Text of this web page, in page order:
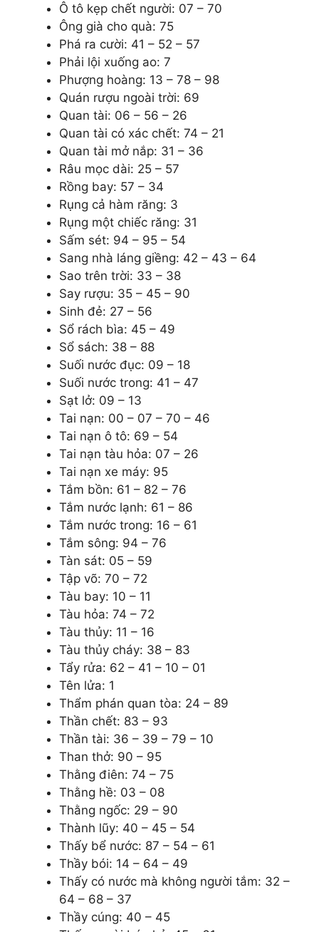
Ô tô kẹp chết người: 07 – 70
Ông già cho quà: 75
Phá ra cười: 41 – 52 – 57
Phải lội xuống ao: 7
Phượng hoàng: 13 – 78 – 98
Quán rượu ngoài trời: 69
Quan tài: 06 – 56 – 26
Quan tài có xác chết: 74 – 21
Quan tài mở nắp: 31 – 36
Râu mọc dài: 25 – 57
Rồng bay: 57 – 34
Rụng cả hàm răng: 3
Rụng một chiếc răng: 31
Sấm sét: 94 – 95 – 54
Sang nhà láng giềng: 42 – 43 – 64
Sao trên trời: 33 – 38
Say rượu: 35 – 45 – 90
Sinh đẻ: 27 – 56
Sổ rách bìa: 45 – 49
Sổ sách: 38 – 88
Suối nước đục: 09 – 18
Suối nước trong: 41 – 47
Sạt lở: 09 – 13
Tai nạn: 00 – 07 – 70 – 46
Tai nạn ô tô: 69 – 54
Tai nạn tàu hỏa: 07 – 26
Tai nạn xe máy: 95
Tắm bồn: 61 – 82 – 76
Tắm nước lạnh: 61 – 86
Tắm nước trong: 16 – 61
Tắm sông: 94 – 76
Tàn sát: 05 – 59
Tập võ: 70 – 72
Tàu bay: 10 – 11
Tàu hỏa: 74 – 72
Tàu thủy: 11 – 16
Tàu thủy cháy: 38 – 83
Tẩy rửa: 62 – 41 – 10 – 01
Tên lửa: 1
Thẩm phán quan tòa: 24 – 89
Thần chết: 83 – 93
Thần tài: 36 – 39 – 79 – 10
Than thở: 90 – 95
Thằng điên: 74 – 75
Thằng hề: 03 – 08
Thằng ngốc: 29 – 90
Thành lũy: 40 – 45 – 54
Thấy bể nước: 87 – 54 – 61
Thầy bói: 14 – 64 – 49
Thấy có nước mà không người tắm: 32 –
64 – 68 – 37
Thầy cúng: 40 – 45